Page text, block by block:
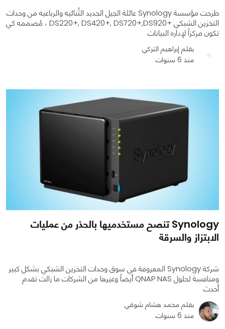
1344
طرحت مؤسسة Synology عائلة الجيل الجديد الثُنائيه والرباعيه من وحدات
التخزين الشبكي +DS220+, DS420+, DS720+,DS920 ، مُصممه كي
تكون مركزاً لإداره البيانات
بقلم إبراهيم التركي
منذ 6 سنوات
1669
Synology تنصح مستخدميها بالحذر من عمليات
الابتزاز والسرقة
شركة Synology المعروفة في سوق وحدات التخزين الشبكي بشكل كبير
ومنافسة لحلول QNAP NAS أيضاً وغيرها من الشركات ما زالت تقدم
أحدث
بقلم محمد هشام شوقي
منذ 6 سنوات